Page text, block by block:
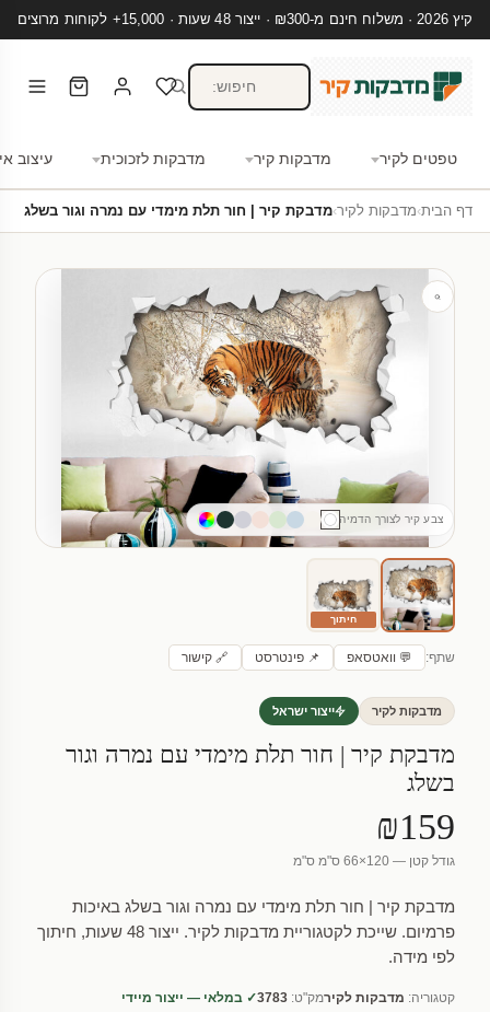
קיץ 2026 · משלוח חינם מ-₪300 · ייצור 48 שעות · 15,000+ לקוחות מרוצים
טפטים לקיר מדבקות קיר מדבקות לזכוכית עיצוב
דף הבית›מדבקות לקיר›מדבקת קיר | חור תלת מימדי עם נמרה וגור בשלג
צבע קיר לצורך הדמיה
חיתוך
שתף: 💬 וואטסאפ 📌 פינטרסט 🔗 קישור
מדבקות לקיר ייצור ישראל
מדבקת קיר | חור תלת מימדי עם נמרה וגור
בשלג
₪159
גודל קטן — 120×66 ס"מ ס"מ
מדבקת קיר | חור תלת מימדי עם נמרה וגור בשלג באיכות
פרמיום. שייכת לקטגוריית מדבקות לקיר. ייצור 48 שעות, חיתוך
לפי מידה.
קטגוריה: מדבקות לקירמק"ט: 3783✓ במלאי — ייצור מיידי